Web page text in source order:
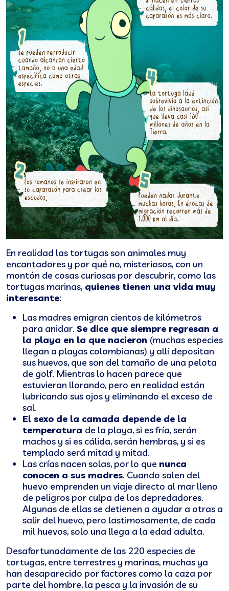
En realidad las tortugas son animales muy
encantadores y por qué no, misteriosos, con un
montón de cosas curiosas por descubrir, como las
tortugas marinas, quienes tienen una vida muy
interesante:
Las madres emigran cientos de kilómetros
para anidar. Se dice que siempre regresan a
la playa en la que nacieron (muchas especies
llegan a playas colombianas) y allí depositan
sus huevos, que son del tamaño de una pelota
de golf. Mientras lo hacen parece que
estuvieran llorando, pero en realidad están
lubricando sus ojos y eliminando el exceso de
sal.
El sexo de la camada depende de la
temperatura de la playa, si es fría, serán
machos y si es cálida, serán hembras, y si es
templado será mitad y mitad.
Las crías nacen solas, por lo que nunca
conocen a sus madres. Cuando salen del
huevo emprenden un viaje directo al mar lleno
de peligros por culpa de los depredadores.
Algunas de ellas se detienen a ayudar a otras a
salir del huevo, pero lastimosamente, de cada
mil huevos, solo una llega a la edad adulta.
Desafortunadamente de las 220 especies de
tortugas, entre terrestres y marinas, muchas ya
han desaparecido por factores como la caza por
parte del hombre, la pesca y la invasión de su